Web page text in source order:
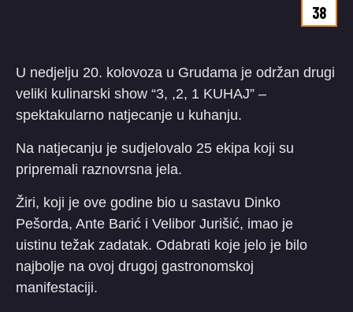
38
U nedjelju 20. kolovoza u Grudama je održan drugi
veliki kulinarski show “3, ,2, 1 KUHAJ” –
spektakularno natjecanje u kuhanju.
Na natjecanju je sudjelovalo 25 ekipa koji su
pripremali raznovrsna jela.
Žiri, koji je ove godine bio u sastavu Dinko
Pešorda, Ante Barić i Velibor Jurišić, imao je
uistinu težak zadatak. Odabrati koje jelo je bilo
najbolje na ovoj drugoj gastronomskoj
manifestaciji.